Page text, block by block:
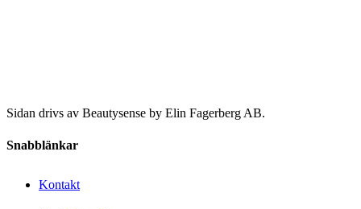
Sidan drivs av Beautysense by Elin Fagerberg AB.
Snabblänkar
Kontakt